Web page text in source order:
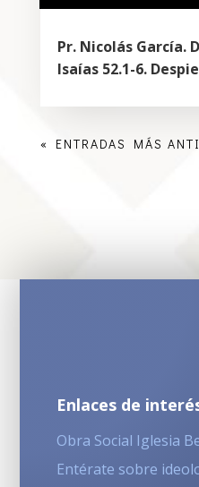
Pr. Nicolás García.
Isaías 52.1-6.
« ENTRADAS MÁS
Enlaces de
Obra Social Iglesia
Entérate sobre